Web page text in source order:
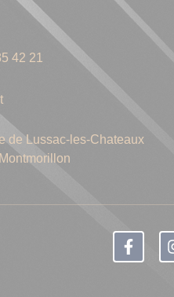
42 21
de Lussac-les-Chateaux